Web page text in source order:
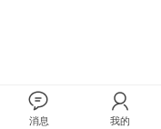
消息 我的